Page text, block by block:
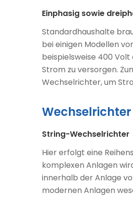
Einphasig sowie
Standardhaushalte
bei einigen Modellen
beispielsweise 400
Strom zu versorgen.
Wechselrichter, um
String-Wechselrichter
Hier erfolgt eine
komplexen Anlagen
innerhalb der Anlage
modernen Anlagen